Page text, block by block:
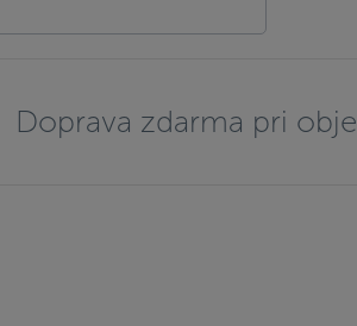
Doprava zdarma pri